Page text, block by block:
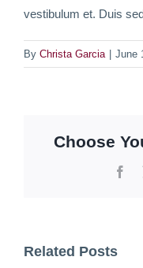
vestibulum et. Duis
By Christa Garcia | June
Choose
Related Posts